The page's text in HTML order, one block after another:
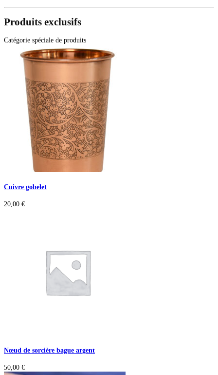
Produits exclusifs
Catégorie spéciale de produits
Cuivre gobelet
20,00 €
Nœud de sorcière bague argent
50,00 €